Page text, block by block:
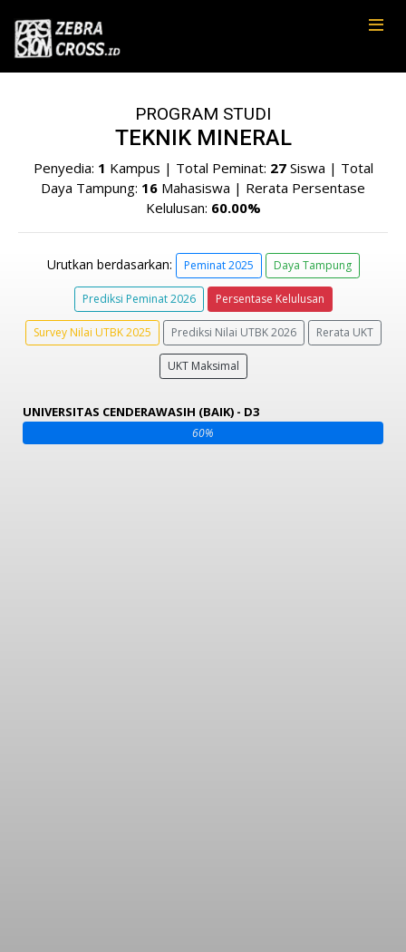
PROGRAM STUDI
TEKNIK MINERAL
Penyedia: 1 Kampus | Total Peminat: 27Siswa | Total
Daya Tampung: 16 Mahasiswa | Rerata Persentase
Kelulusan: 60.00%
Urutkan berdasarkan: Peminat 2025 Daya Tampung
Prediksi Peminat 2026 Persentase Kelulusan
Survey Nilai UTBK 2025 Prediksi Nilai UTBK 2026 Rerata UKT
UKT Maksimal
UNIVERSITAS CENDERAWASIH (BAIK) - D3
60%